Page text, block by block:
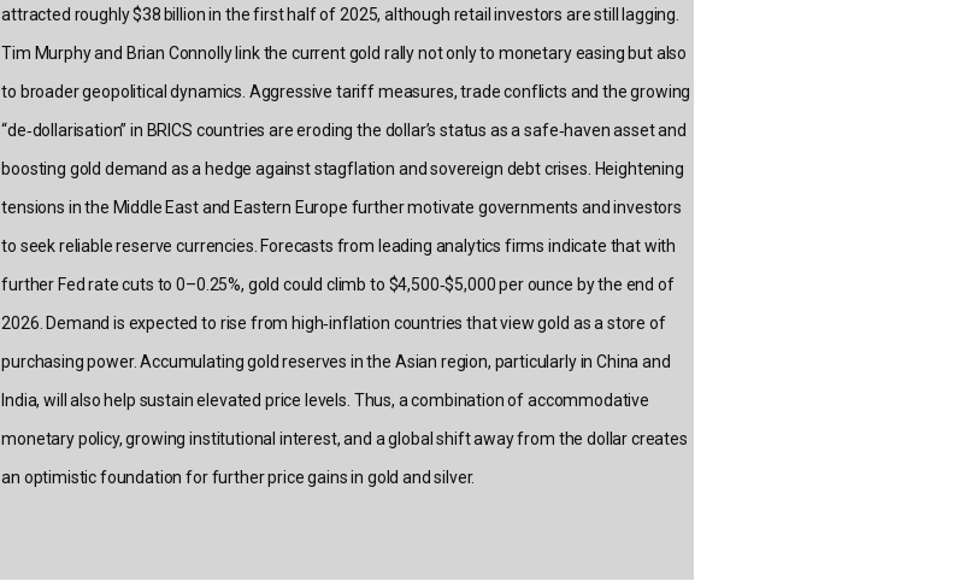
attracted roughly $38 billion in the first half of 2025, although retail investors are still lagging.
Tim Murphy and Brian Connolly link the current gold rally not only to monetary easing but also
to broader geopolitical dynamics. Aggressive tariff measures, trade conflicts and the growing
“de‑dollarisation” in BRICS countries are eroding the dollar’s status as a safe‑haven asset and
boosting gold demand as a hedge against stagflation and sovereign debt crises. Heightening
tensions in the Middle East and Eastern Europe further motivate governments and investors
to seek reliable reserve currencies. Forecasts from leading analytics firms indicate that with
further Fed rate cuts to 0–0.25%, gold could climb to $4,500‑$5,000 per ounce by the end of
2026. Demand is expected to rise from high‑inflation countries that view gold as a store of
purchasing power. Accumulating gold reserves in the Asian region, particularly in China and
India, will also help sustain elevated price levels. Thus, a combination of accommodative
monetary policy, growing institutional interest, and a global shift away from the dollar creates
an optimistic foundation for further price gains in gold and silver.